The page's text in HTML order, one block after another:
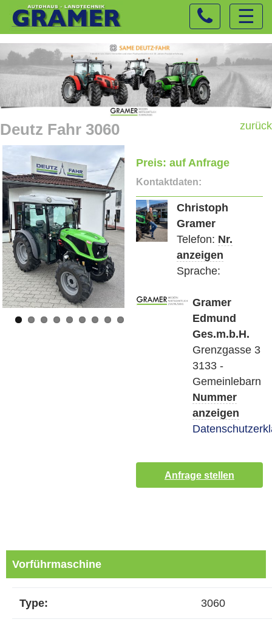
☰
Deutz Fahr 3060 zurück
Previous Next
Preis: auf Anfrage
Kontaktdaten:
Christoph
Gramer
Telefon: Nr.
anzeigen
Sprache:
Gramer
Edmund
Ges.m.b.H.
Grenzgasse 3
3133 -
Gemeinlebarn
Nummer
anzeigen
Vorführmaschine
Type: 3060